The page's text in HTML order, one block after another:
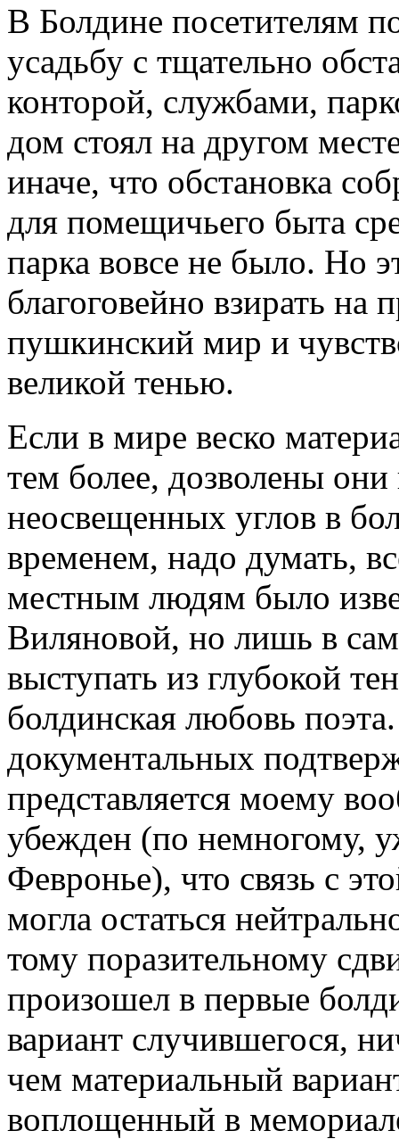
В Болдине посетителям
усадьбу с тщательно
конторой, службами,
дом стоял на другом
иначе, что обстановка
для помещичьего быта
парка вовсе не было. Но
благоговейно взирать
пушкинский мир и
великой тенью.
Если в мире веско
тем более, дозволены
неосвещенных углов в
временем, надо думать,
местным людям было
Виляновой, но лишь в
выступать из глубокой
болдинская любовь
документальных
представляется моему
убежден (по немногому,
Февронье), что связь с
могла остаться
тому поразительному
произошел в первые
вариант случившегося,
чем материальный
воплощенный в